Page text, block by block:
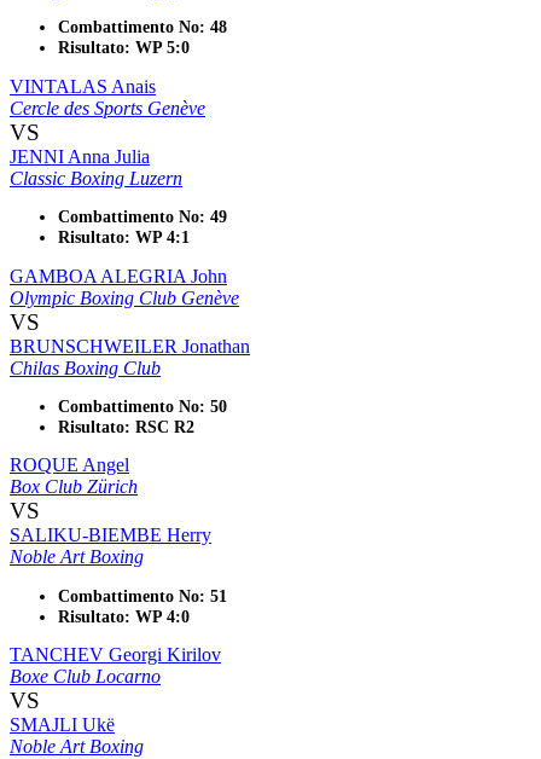
Combattimento No: 48
Risultato: WP 5:0
VINTALAS Anais
Cercle des Sports Genève
VS
JENNI Anna Julia
Classic Boxing Luzern
Combattimento No: 49
Risultato: WP 4:1
GAMBOA ALEGRIA John
Olympic Boxing Club Genève
VS
BRUNSCHWEILER Jonathan
Chilas Boxing Club
Combattimento No: 50
Risultato: RSC R2
ROQUE Angel
Box Club Zürich
VS
SALIKU-BIEMBE Herry
Noble Art Boxing
Combattimento No: 51
Risultato: WP 4:0
TANCHEV Georgi Kirilov
Boxe Club Locarno
VS
SMAJLI Ukë
Noble Art Boxing